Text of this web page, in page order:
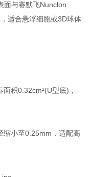
与赛默飞Nunclon
适合悬浮细胞或3D球体
积0.32cm²(U型底)，
小至0.25mm，适配高